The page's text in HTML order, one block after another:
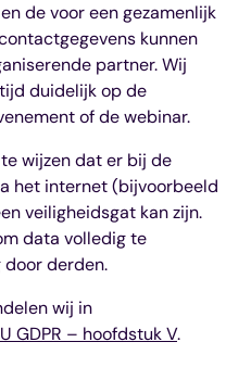
de voor een gezamenlijk
kunnen
partner. Wij
duidelijk op de
of de webinar.
wijzen dat er bij de
het internet (bijvoorbeeld
veiligheidsgat kan zijn.
data volledig te
derden.
wij in
GDPR – hoofdstuk V.